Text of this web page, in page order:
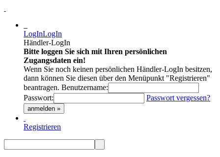
LogInLogIn
Händler-LogIn
Bitte loggen Sie sich mit Ihren persönlichen
Zugangsdaten ein!
Wenn Sie noch keinen persönlichen Händler-LogIn besitzen,
dann können Sie diesen über den Menüpunkt "Registrieren"
beantragen. Benutzername:
Passwort:
Passwort vergessen?
anmelden »
Registrieren